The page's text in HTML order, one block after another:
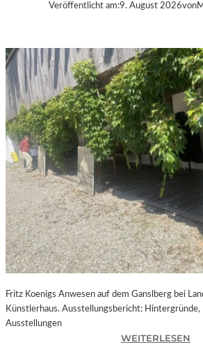
Veröffentlicht am:9. August 2026von
Fritz Koenigs Anwesen auf dem Ganslberg bei
Künstlerhaus. Ausstellungsbericht: Hintergründe,
Ausstellungen
WEITERLESEN